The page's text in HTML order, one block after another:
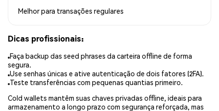
Melhor para transações regulares
Dicas profissionais:
Faça backup das seed phrases da carteira offline de forma
segura.
Use senhas únicas e ative autenticação de dois fatores (2FA).
Teste transferências com pequenas quantias primeiro.
Cold wallets mantêm suas chaves privadas offline, ideais para
armazenamento a longo prazo com segurança reforçada, mas